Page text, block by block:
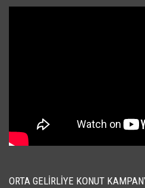
ORTA GELIRLIYE KONUT